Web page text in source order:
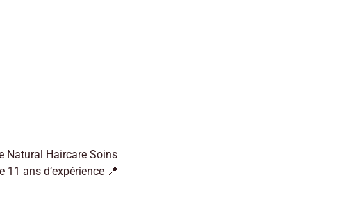
Natural Haircare Soins
ans d’expérience 📍